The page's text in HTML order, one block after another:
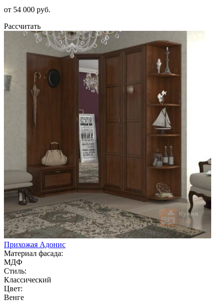
от 54 000 руб.
Рассчитать
Прихожая Адонис
Материал фасада:
МДФ
Стиль:
Классический
Цвет:
Венге